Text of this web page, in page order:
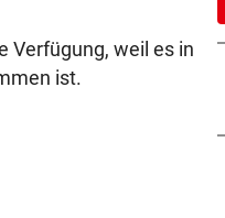
Verfügung, weil es in
ist.